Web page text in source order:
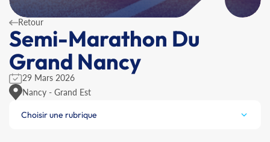
Retour
Semi-Marathon Du
Grand Nancy
29 Mars 2026
Nancy - Grand Est
Choisir une rubrique